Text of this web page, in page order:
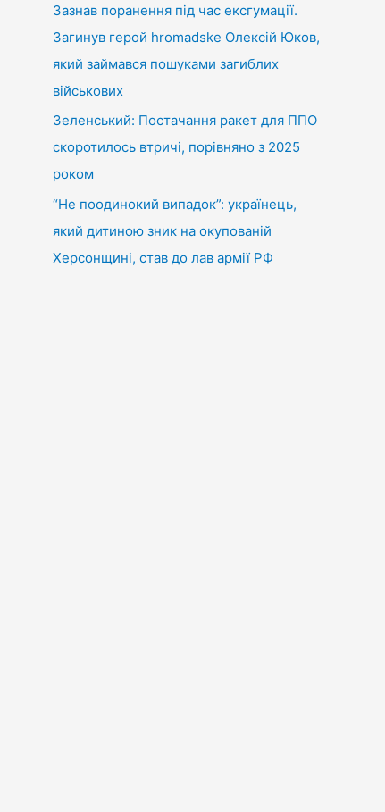
Зазнав поранення під час ексгумації.
Загинув герой hromadske Олексій Юков,
який займався пошуками загиблих
військових
Зеленський: Постачання ракет для ППО
скоротилось втричі, порівняно з 2025
роком
“Не поодинокий випадок”: українець,
який дитиною зник на окупованій
Херсонщині, став до лав армії РФ